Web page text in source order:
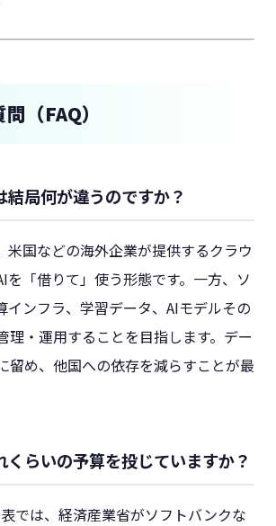
（FAQ）
結局何が違うのですか？
米国などの海外企業が提供するクラウ
を「借りて」使う形態です。一方、ソ
インフラ、学習データ、AIモデルその
理・運用することを目指します。デー
留め、他国への依存を減らすことが最
くらいの予算を投じていますか？
では、経済産業省がソフトバンクな